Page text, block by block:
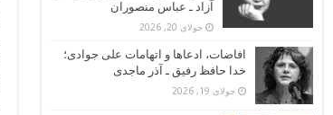
آزاد ـ عباس منصوران
جولای 20, 2026
افاضات، ادعاها و اتهامات علی جوادی؛
خدا حافظ رفیق ـ آذر ماجدی
جولای 19, 2026